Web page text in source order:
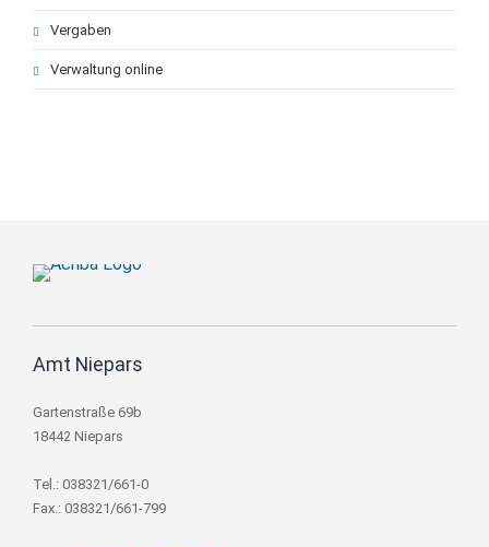
Vergaben
Verwaltung online
Amt Niepars
Gartenstraße 69b
18442 Niepars
Tel.: 038321/661-0
Fax.: 038321/661-799